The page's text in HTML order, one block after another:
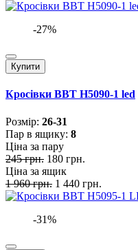
-27%
Купити
Кросівки BBT H5090-1 led
Розмiр: 26-31
Пар в ящику: 8
Ціна за пару
245 грн. 180 грн.
Ціна за ящик
1 960 грн. 1 440 грн.
-31%